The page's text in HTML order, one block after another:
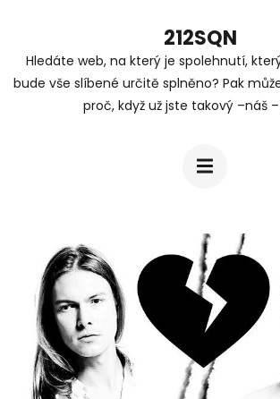
obsah
212SQN
Hledáte web, na který je spolehnutí,
bude vše slíbené určitě splněno? Pak
proč, když už jste takový –náš